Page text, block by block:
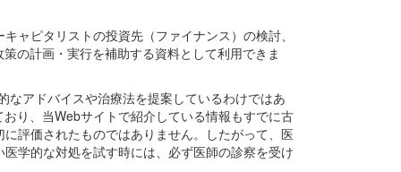
ャピタリストの投資先（ファイナンス）の検討、
の計画・実行を補助する資料として利用できま
アドバイスや治療法を提案しているわけではあ
り、当Webサイトで紹介している情報もすでに古
評価されたものではありません。したがって、医
学的な対処を試す時には、必ず医師の診察を受け